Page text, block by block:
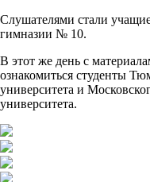
Слушателями стали
гимназии № 10.
В этот же день с
ознакомиться студенты
университета и
университета.